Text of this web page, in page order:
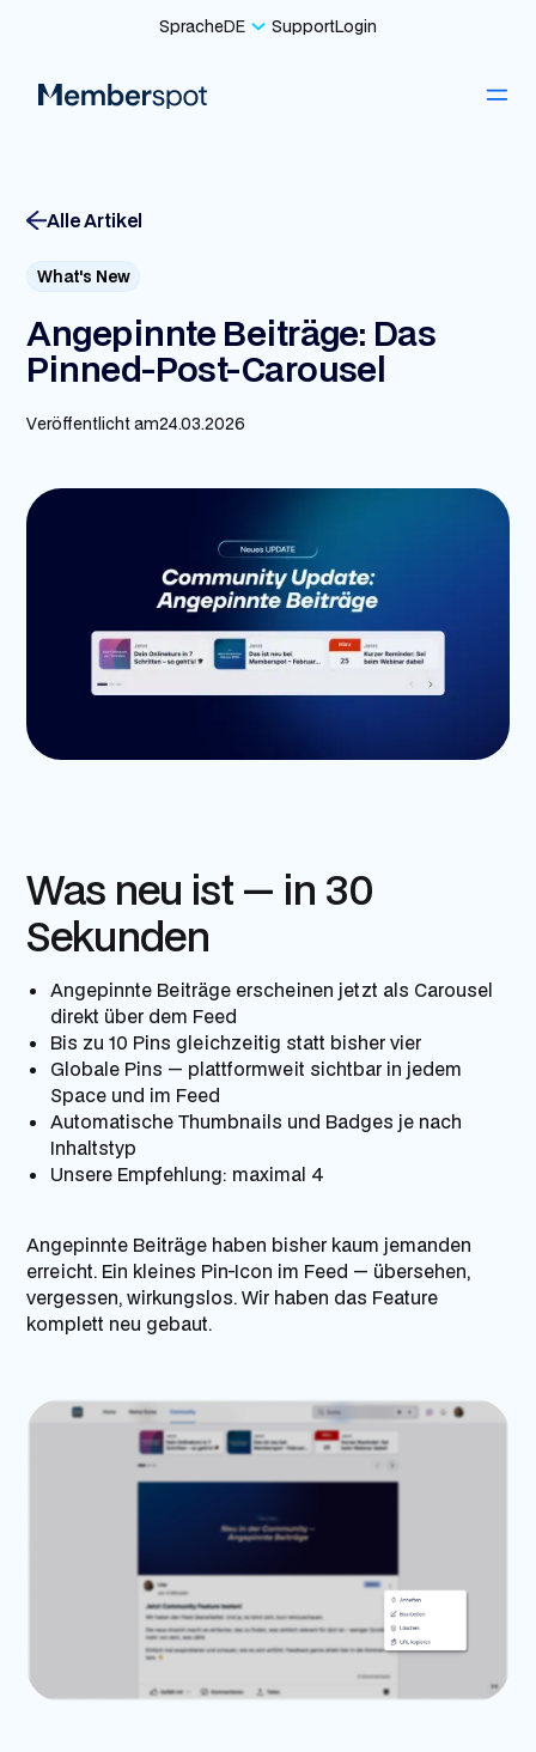
SpracheDE SupportLogin
Alle Artikel
What's New
Angepinnte Beiträge: Das
Pinned-Post-Carousel
Veröffentlicht am24.03.2026
Was neu ist — in 30
Sekunden
Angepinnte Beiträge erscheinen jetzt als Carousel
direkt über dem Feed
Bis zu 10 Pins gleichzeitig statt bisher vier
Globale Pins — plattformweit sichtbar in jedem
Space und im Feed
Automatische Thumbnails und Badges je nach
Inhaltstyp
Unsere Empfehlung: maximal 4
Angepinnte Beiträge haben bisher kaum jemanden
erreicht. Ein kleines Pin-Icon im Feed — übersehen,
vergessen, wirkungslos. Wir haben das Feature
komplett neu gebaut.